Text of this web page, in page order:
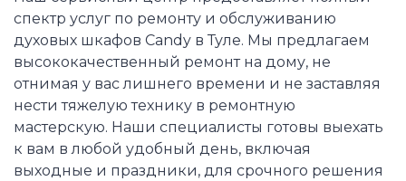
спектр услуг по ремонту и обслуживанию
духовых шкафов Candy в Туле. Мы предлагаем
высококачественный ремонт на дому, не
отнимая у вас лишнего времени и не заставляя
нести тяжелую технику в ремонтную
мастерскую. Наши специалисты готовы выехать
к вам в любой удобный день, включая
выходные и праздники, для срочного решения